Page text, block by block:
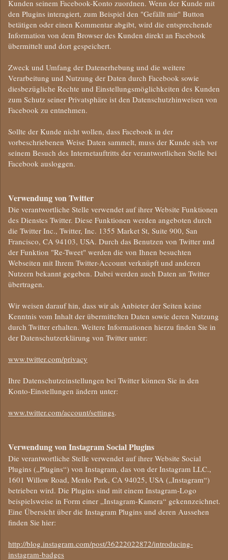
Kunden seinem Facebook-Konto zuordnen. Wenn der Kunde mit
den Plugins interagiert, zum Beispiel den "Gefällt mir" Button
betätigen oder einen Kommentar abgibt, wird die entsprechende
Information von dem Browser des Kunden direkt an Facebook
übermittelt und dort gespeichert.
Zweck und Umfang der Datenerhebung und die weitere
Verarbeitung und Nutzung der Daten durch Facebook sowie
diesbezügliche Rechte und Einstellungsmöglichkeiten des Kunden
zum Schutz seiner Privatsphäre ist den Datenschutzhinweisen von
Facebook zu entnehmen.
Sollte der Kunde nicht wollen, dass Facebook in der
vorbeschriebenen Weise Daten sammelt, muss der Kunde sich vor
seinem Besuch des Internetauftritts der verantwortlichen Stelle bei
Facebook ausloggen.
Verwendung von Twitter
Die verantwortliche Stelle verwendet auf ihrer Website Funktionen
des Dienstes Twitter. Diese Funktionen werden angeboten durch
die Twitter Inc., Twitter, Inc. 1355 Market St, Suite 900, San
Francisco, CA 94103, USA. Durch das Benutzen von Twitter und
der Funktion "Re-Tweet" werden die von Ihnen besuchten
Webseiten mit Ihrem Twitter-Account verknüpft und anderen
Nutzern bekannt gegeben. Dabei werden auch Daten an Twitter
übertragen.
Wir weisen darauf hin, dass wir als Anbieter der Seiten keine
Kenntnis vom Inhalt der übermittelten Daten sowie deren Nutzung
durch Twitter erhalten. Weitere Informationen hierzu finden Sie in
der Datenschutzerklärung von Twitter unter:
www.twitter.com/privacy
Ihre Datenschutzeinstellungen bei Twitter können Sie in den
Konto-Einstellungen ändern unter:
www.twitter.com/account/settings.
Verwendung von Instagram Social Plugins
Die verantwortliche Stelle verwendet auf ihrer Website Social
Plugins („Plugins“) von Instagram, das von der Instagram LLC.,
1601 Willow Road, Menlo Park, CA 94025, USA („Instagram“)
betrieben wird. Die Plugins sind mit einem Instagram-Logo
beispielsweise in Form einer „Instagram-Kamera“ gekennzeichnet.
Eine Übersicht über die Instagram Plugins und deren Aussehen
finden Sie hier:
http://blog.instagram.com/post/36222022872/introducing-
instagram-badges